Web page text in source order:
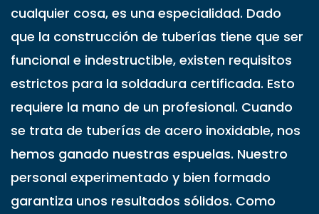
cualquier cosa, es una especialidad. Dado
que la construcción de tuberías tiene que ser
funcional e indestructible, existen requisitos
estrictos para la soldadura certificada. Esto
requiere la mano de un profesional. Cuando
se trata de tuberías de acero inoxidable, nos
hemos ganado nuestras espuelas. Nuestro
personal experimentado y bien formado
garantiza unos resultados sólidos. Como